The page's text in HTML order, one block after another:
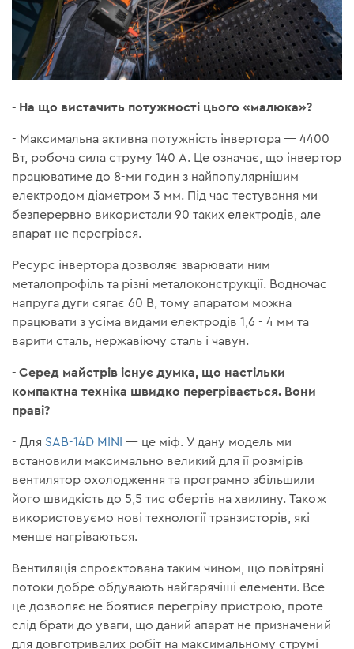
- На що вистачить потужності цього «малюка»?
- Максимальна активна потужність інвертора — 4400
Вт, робоча сила струму 140 А. Це означає, що інвертор
працюватиме до 8-ми годин з найпопулярнішим
електродом діаметром 3 мм. Під час тестування ми
безперервно використали 90 таких електродів, але
апарат не перегрівся.
Ресурс інвертора дозволяє зварювати ним
металопрофіль та різні металоконструкції. Водночас
напруга дуги сягає 60 В, тому апаратом можна
працювати з усіма видами електродів 1,6 - 4 мм та
варити сталь, нержавіючу сталь і чавун.
- Серед майстрів існує думка, що настільки
компактна техніка швидко перегрівається. Вони
праві?
- Для SAB-14D MINI
— це міф. У дану модель ми
встановили максимально великий для її розмірів
вентилятор охолодження та програмно збільшили
його швидкість до 5,5 тис обертів на хвилину. Також
використовуємо нові технології транзисторів, які
менше нагріваються.
Вентиляція спроєктована таким чином, що повітряні
потоки добре обдувають найгарячіші елементи. Все
це дозволяє не боятися перегріву пристрою, проте
слід брати до уваги, що даний апарат не призначений
для довготривалих робіт на максимальному струмі